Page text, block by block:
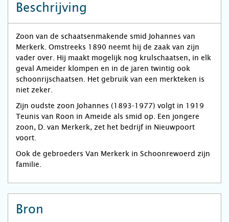
Beschrijving
Zoon van de schaatsenmakende smid Johannes van
Merkerk. Omstreeks 1890 neemt hij de zaak van zijn
vader over. Hij maakt mogelijk nog krulschaatsen, in elk
geval Ameider klompen en in de jaren twintig ook
schoonrijschaatsen. Het gebruik van een merkteken is
niet zeker.
Zijn oudste zoon Johannes (1893-1977) volgt in 1919
Teunis van Roon in Ameide als smid op. Een jongere
zoon, D. van Merkerk, zet het bedrijf in Nieuwpoort
voort.
Ook de gebroeders Van Merkerk in Schoonrewoerd zijn
familie.
Bron